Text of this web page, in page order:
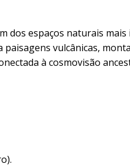
dos espaços naturais
vulcânicas,
à cosmovisão